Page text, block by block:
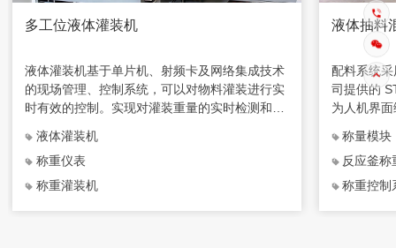
多工位液体灌装机
液体灌装机基于单片机、射频卡及网络集成技术
的现场管理、控制系统，可以对物料灌装进行实
时有效的控制。实现对灌装重量的实时检测和灌
装过程电磁阀的实时开闭，数据上传进行有效的
微机化管理。
液体灌装机
称重仪表
称重灌装机
液体抽料
配料系统
司提供的
为人机界
PC 机与
通信，并
称量模块
反应釜称
称重控制